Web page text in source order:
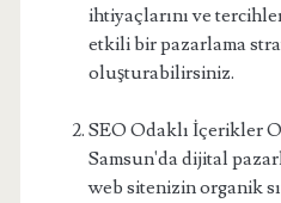
ihtiyaçlarını ve
etkili bir pazarlama
oluşturabilirsiniz.
SEO Odaklı İçerikler
Samsun'da dijital
web sitenizin organik